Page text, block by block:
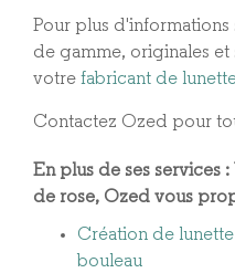
Pour plus d'informations
de gamme, originales
votre fabricant de
Contactez Ozed pour
En plus de ses services :
de rose, Ozed vous
Création de
bouleau